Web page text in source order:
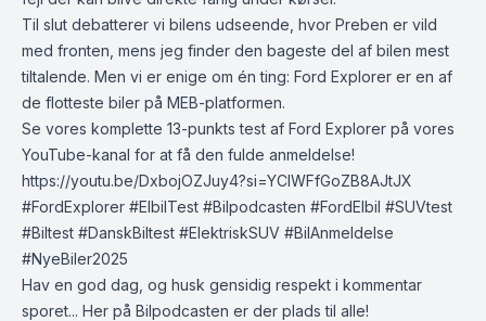
Til slut debatterer vi bilens udseende, hvor Preben er vild
med fronten, mens jeg finder den bageste del af bilen mest
tiltalende. Men vi er enige om én ting: Ford Explorer er en af
de flotteste biler på MEB-platformen.
Se vores komplette 13-punkts test af Ford Explorer på vores
YouTube-kanal for at få den fulde anmeldelse!
https://youtu.be/DxbojOZJuy4?si=YCIWFfGoZB8AJtJX
#FordExplorer #ElbilTest #Bilpodcasten #FordElbil #SUVtest
#Biltest #DanskBiltest #ElektriskSUV #BilAnmeldelse
#NyeBiler2025
Hav en god dag, og husk gensidig respekt i kommentar
sporet... Her på Bilpodcasten er der plads til alle!